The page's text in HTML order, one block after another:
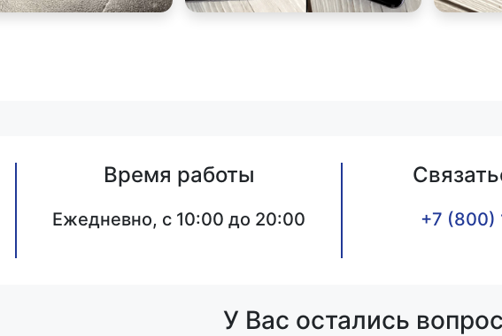
Время работы
Ежедневно, с 10:00 до 20:00 +7 (800)
У Вас остались